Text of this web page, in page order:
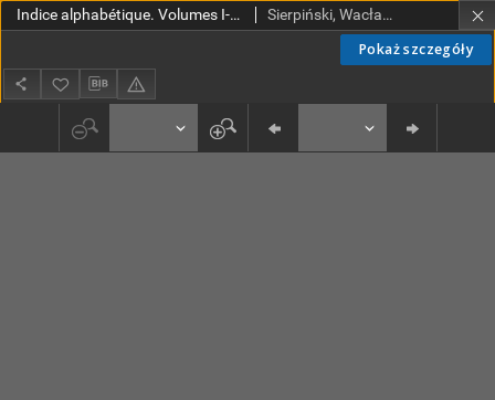
Pokaż szczegóły
Indice alphabétique. Volumes I-XV 1920-1930 Sierpiński, Wacław (1882-1969). Red.; Mazurkiewicz, Stefan (1888-1945). Red.